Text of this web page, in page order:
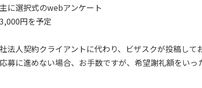
に選択式のwebアンケート
円を予定
法人契約クライアントに代わり、ビザスクが投稿して
募に進めない場合、お手数ですが、希望謝礼額をいっ